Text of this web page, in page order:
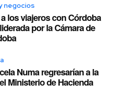
negocios
los viajeros con Córdoba
por la Cámara de
Numa regresarían a la
Ministerio de Hacienda